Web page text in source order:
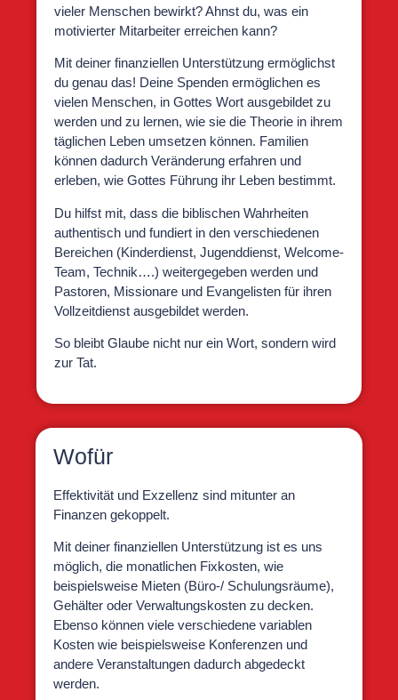
vieler Menschen bewirkt? Ahnst du, was ein
motivierter Mitarbeiter erreichen kann?
Mit deiner finanziellen Unterstützung ermöglichst
du genau das! Deine Spenden ermöglichen es
vielen Menschen, in Gottes Wort ausgebildet zu
werden und zu lernen, wie sie die Theorie in ihrem
täglichen Leben umsetzen können. Familien
können dadurch Veränderung erfahren und
erleben, wie Gottes Führung ihr Leben bestimmt.
Du hilfst mit, dass die biblischen Wahrheiten
authentisch und fundiert in den verschiedenen
Bereichen (Kinderdienst, Jugenddienst, Welcome-
Team, Technik….) weitergegeben werden und
Pastoren, Missionare und Evangelisten für ihren
Vollzeitdienst ausgebildet werden.
So bleibt Glaube nicht nur ein Wort, sondern wird
zur Tat.
Wofür
Effektivität und Exzellenz sind mitunter an
Finanzen gekoppelt.
Mit deiner finanziellen Unterstützung ist es uns
möglich, die monatlichen Fixkosten, wie
beispielsweise Mieten (Büro-/ Schulungsräume),
Gehälter oder Verwaltungskosten zu decken.
Ebenso können viele verschiedene variablen
Kosten wie beispielsweise Konferenzen und
andere Veranstaltungen dadurch abgedeckt
werden.